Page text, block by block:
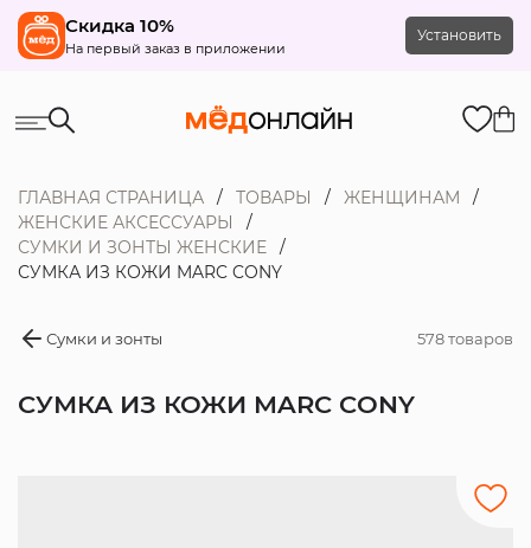
Скидка 10%
На первый заказ в приложении
Установить
ГЛАВНАЯ СТРАНИЦА ТОВАРЫ
ЖЕНЩИНАМ
ЖЕНСКИЕ АКСЕССУАРЫ
СУМКИ И ЗОНТЫ ЖЕНСКИЕ
СУМКА ИЗ КОЖИ MARC CONY
Сумки и зонты 578 товаров
СУМКА ИЗ КОЖИ MARC CONY